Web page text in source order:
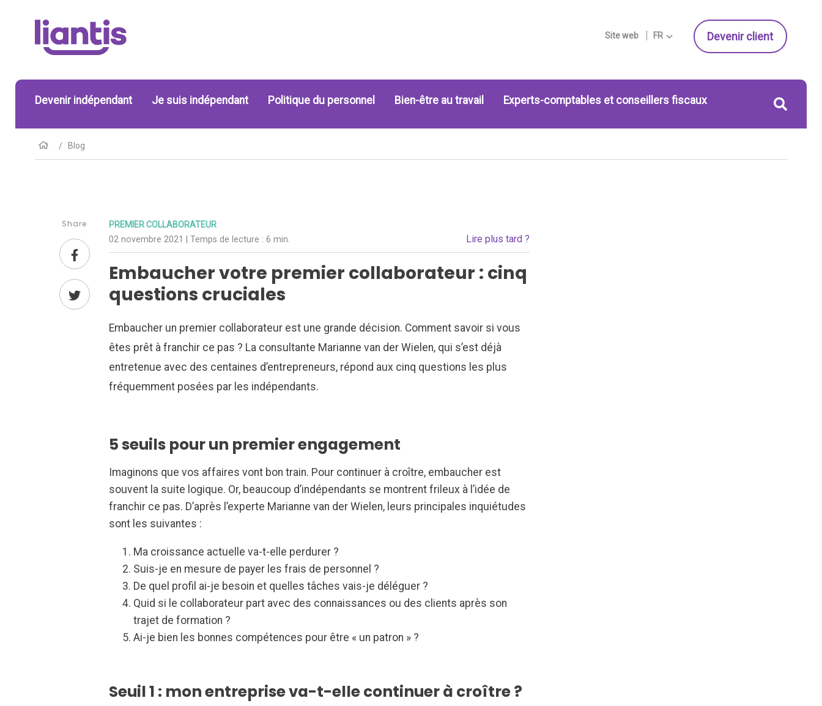
Site web FR Devenir client
Devenir indépendant Je suis indépendant Politique du personnel Bien-être au travail Experts-comptables et conseillers fiscaux
Blog
Share PREMIER COLLABORATEUR
02 novembre 2021 | Temps de lecture :6 min. Lire plus tard ?
Embaucher votre premier collaborateur : cinq
questions cruciales
Embaucher un premier collaborateur est une grande décision. Comment savoir si vous
êtes prêt à franchir ce pas ? La consultante Marianne van der Wielen, qui s’est déjà
entretenue avec des centaines d’entrepreneurs, répond aux cinq questions les plus
fréquemment posées par les indépendants.
5 seuils pour un premier engagement
Imaginons que vos affaires vont bon train. Pour continuer à croître, embaucher est
souvent la suite logique. Or, beaucoup d’indépendants se montrent frileux à l’idée de
franchir ce pas. D’après l’experte Marianne van der Wielen, leurs principales inquiétudes
sont les suivantes :
Ma croissance actuelle va-t-elle perdurer ?
Suis-je en mesure de payer les frais de personnel ?
De quel profil ai-je besoin et quelles tâches vais-je déléguer ?
Quid si le collaborateur part avec des connaissances ou des clients après son
trajet de formation ?
Ai-je bien les bonnes compétences pour être « un patron » ?
Seuil 1 : mon entreprise va-t-elle continuer à croître ?